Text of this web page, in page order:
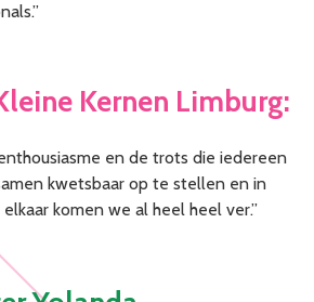
Kernen Limburg:
en de trots die iedereen
kwetsbaar op te stellen en in
komen we al heel heel ver.”